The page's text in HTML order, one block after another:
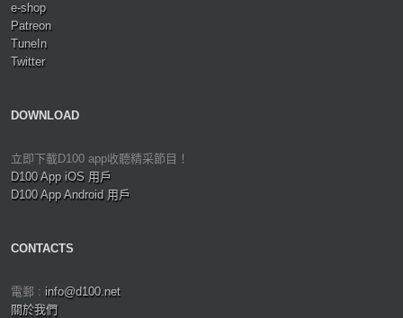
e-shop
Patreon
TuneIn
Twitter
DOWNLOAD
立即下載D100 app收聽精采節目！
D100 App iOS 用戶
D100 App Android 用戶
CONTACTS
電郵 : info@d100.net
關於我們